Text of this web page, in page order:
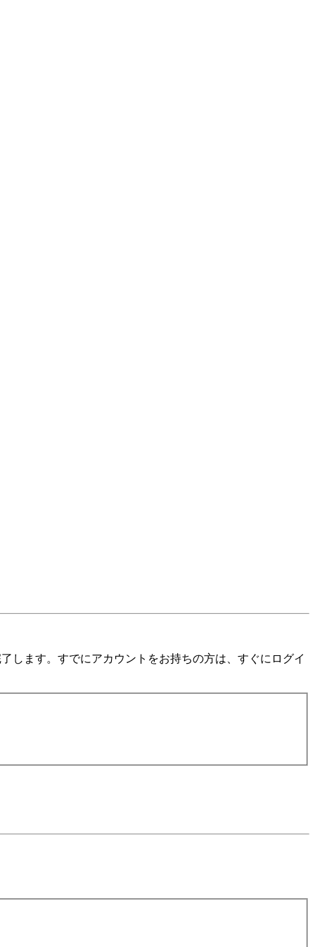
します。すでにアカウントをお持ちの方は、すぐにログイ